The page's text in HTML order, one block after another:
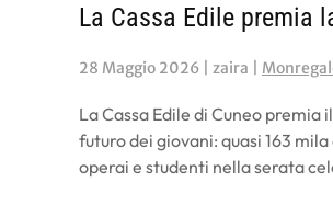
La Cassa Edile premia
28 Maggio 2026 | zaira |
La Cassa Edile di Cuneo premia
futuro dei giovani: quasi 163
operai e studenti nella serata